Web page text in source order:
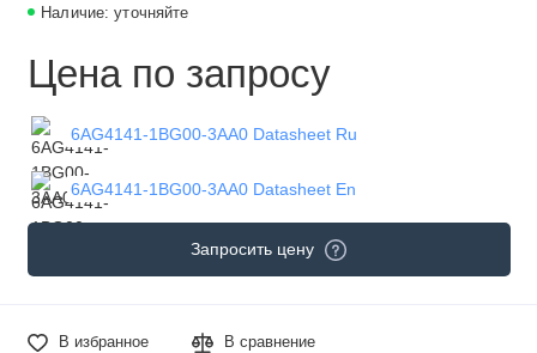
Наличие: уточняйте
Цена по запросу
6AG4141-1BG00-3AA0 Datasheet Ru
6AG4141-1BG00-3AA0 Datasheet En
Запросить цену
В избранное В сравнение